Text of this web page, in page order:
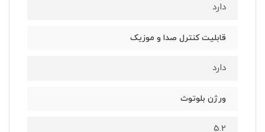
دارد
قابلیت کنترل صدا و موزیک
دارد
ورژن بلوتوث
5.2